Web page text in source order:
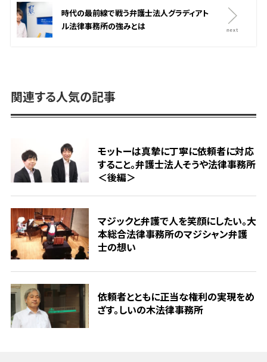
時代の最前線で戦う弁護士法人グラディアト
ル法律事務所の強みとは
関連する人気の記事
モットーは真摯に丁寧に依頼者に対応
すること。弁護士法人そうや法律事務所
＜後編＞
マジックと弁護で人を笑顔にしたい。大
本総合法律事務所のマジシャン弁護
士の想い
依頼者とともに正当な権利の実現をめ
ざす。しいの木法律事務所